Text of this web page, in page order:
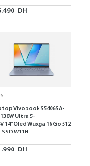
DH
Vivobook S5406SA-
Ultra 5-
14" Oled Wuxga 16 Go 512
SSD W11H
DH